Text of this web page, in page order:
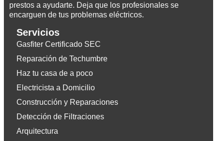
prestos a ayudarte. Deja que los profesionales se
encarguen de tus problemas eléctricos.
Servicios
Gasfiter Certificado SEC
Reparación de Techumbre
Haz tu casa de a poco
Electricista a Domicilio
Construcción y Reparaciones
Detección de Filtraciones
Arquitectura